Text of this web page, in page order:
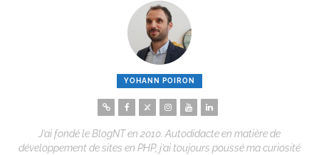
YOHANN POIRON
J’ai fondé le BlogNT en 2010. Autodidacte en matière de
développement de sites en PHP, j’ai toujours poussé ma curiosité